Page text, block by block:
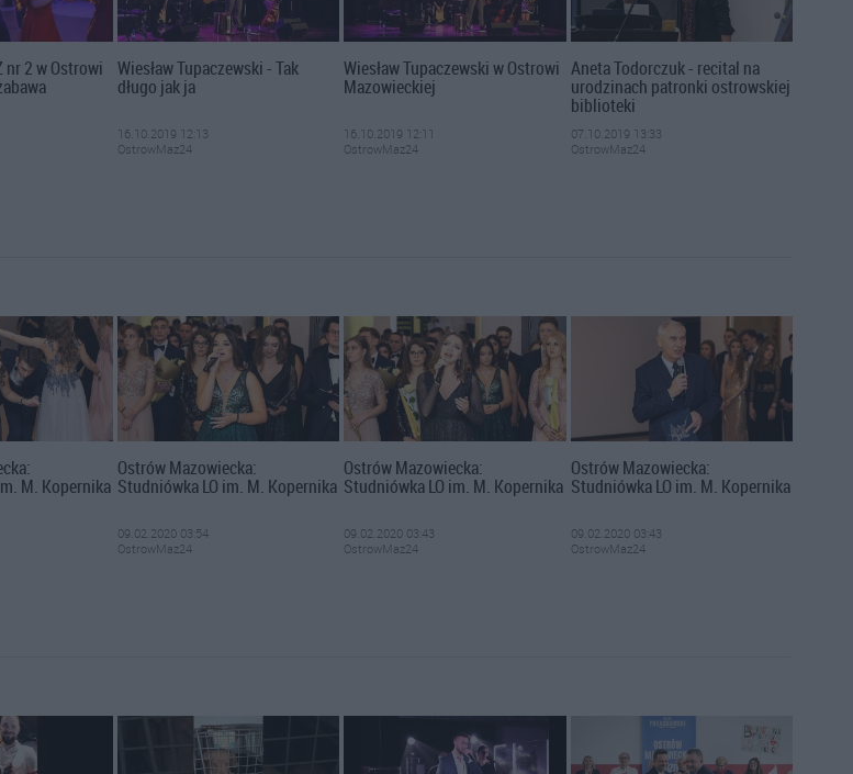
nr 2 w Ostrowi Wiesław Tupaczewski - Tak
długo jak ja
16.10.2019 12:13
OstrowMaz24
Wiesław Tupaczewski w Ostrowi
Mazowieckiej
16.10.2019 12:11
OstrowMaz24
Aneta Todorczuk - recital na
urodzinach patronki ostrowskiej
biblioteki
07.10.2019 13:33
OstrowMaz24
M. Kopernika
Ostrów Mazowiecka:
Studniówka LO im. M. Kopernika
09.02.2020 03:54
OstrowMaz24
Ostrów Mazowiecka:
Studniówka LO im. M. Kopernika
09.02.2020 03:43
OstrowMaz24
Ostrów Mazowiecka:
Studniówka LO im. M. Kopernika
09.02.2020 03:43
OstrowMaz24